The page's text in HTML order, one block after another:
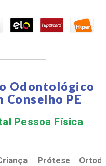
Odontológico
PE
Pessoa Física​
Prótese